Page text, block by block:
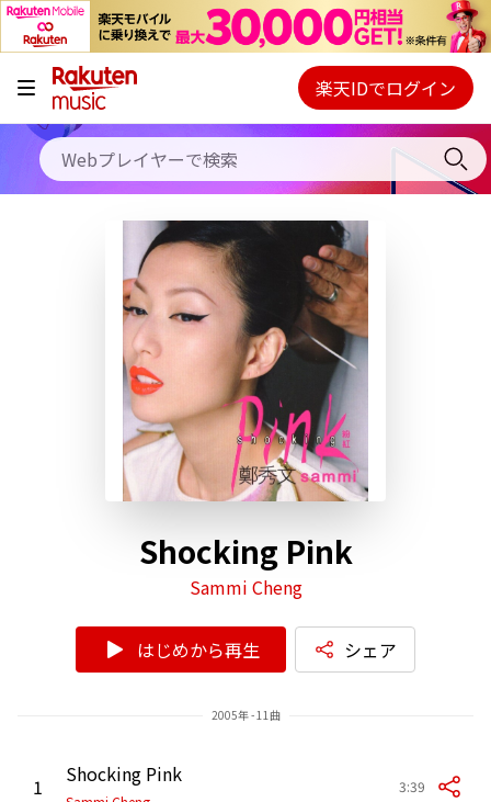
キャンペーン
料金プラン
使い方
初回30日間無料お試し
Webプレイヤー
ご契約内容の確認・変更
楽天IDでログイン
Shocking Pink
Sammi Cheng
はじめから再生 シェア
2005年 - 11曲
1 Shocking Pink 3:39